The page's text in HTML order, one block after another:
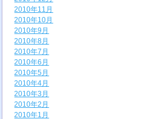
2010年11月
2010年10月
2010年9月
2010年8月
2010年7月
2010年6月
2010年5月
2010年4月
2010年3月
2010年2月
2010年1月